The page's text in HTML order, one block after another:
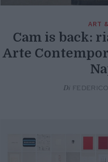
ART
Cam is back:
Arte
Di